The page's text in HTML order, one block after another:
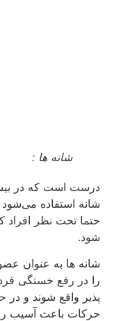
شانه‌ ها :
درست است که در
شانه استفاده می‌شود
حتما تحت نظر افراد
شود.
شانه ها به عنوان
را در رفع خستگی فردی
پذیر واقع شوند و در
حرکات باعث آسیب